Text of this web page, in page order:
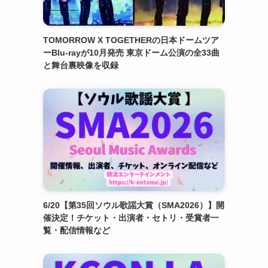
TOMORROW X TOGETHERの日本ドームツア
ーBlu-rayが10月発売 東京ドーム公演の全33曲
と舞台裏映像を収録
6/20【第35回ソウル歌謡大賞（SMA2026）】開
催決定！チケット・出演者・セトリ・受賞者一
覧・配信情報など